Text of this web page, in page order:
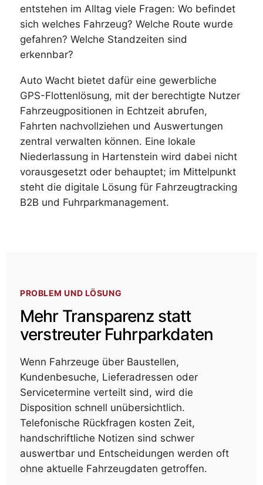
entstehen im Alltag viele Fragen: Wo befindet
sich welches Fahrzeug? Welche Route wurde
gefahren? Welche Standzeiten sind
erkennbar?
Auto Wacht bietet dafür eine gewerbliche
GPS-Flottenlösung, mit der berechtigte Nutzer
Fahrzeugpositionen in Echtzeit abrufen,
Fahrten nachvollziehen und Auswertungen
zentral verwalten können. Eine lokale
Niederlassung in Hartenstein wird dabei nicht
vorausgesetzt oder behauptet; im Mittelpunkt
steht die digitale Lösung für Fahrzeugtracking
B2B und Fuhrparkmanagement.
PROBLEM UND LÖSUNG
Mehr Transparenz statt
verstreuter Fuhrparkdaten
Wenn Fahrzeuge über Baustellen,
Kundenbesuche, Lieferadressen oder
Servicetermine verteilt sind, wird die
Disposition schnell unübersichtlich.
Telefonische Rückfragen kosten Zeit,
handschriftliche Notizen sind schwer
auswertbar und Entscheidungen werden oft
ohne aktuelle Fahrzeugdaten getroffen.